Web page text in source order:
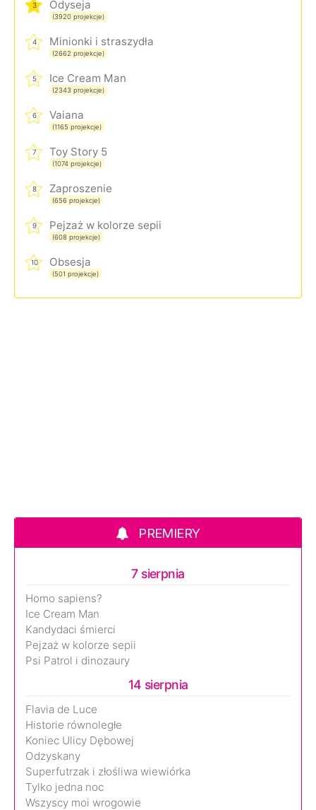
3 Odyseja
(3920 projekcje)
4 Minionki i straszydła
(2662 projekcje)
5 Ice Cream Man
(2343 projekcje)
6 Vaiana
(1165 projekcje)
7 Toy Story 5
(1074 projekcje)
8 Zaproszenie
(656 projekcje)
9 Pejzaż w kolorze sepii
(608 projekcje)
10 Obsesja
(501 projekcje)
PREMIERY
7 sierpnia
Homo sapiens?
Ice Cream Man
Kandydaci śmierci
Pejzaż w kolorze sepii
Psi Patrol i dinozaury
14 sierpnia
Flavia de Luce
Historie równoległe
Koniec Ulicy Dębowej
Odzyskany
Superfutrzak i złośliwa wiewiórka
Tylko jedna noc
Wszyscy moi wrogowie